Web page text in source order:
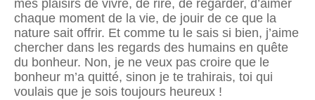
mes plaisirs de vivre, de rire, de regarder, d’aimer
chaque moment de la vie, de jouir de ce que la
nature sait offrir. Et comme tu le sais si bien, j’aime
chercher dans les regards des humains en quête
du bonheur. Non, je ne veux pas croire que le
bonheur m’a quitté, sinon je te trahirais, toi qui
voulais que je sois toujours heureux !